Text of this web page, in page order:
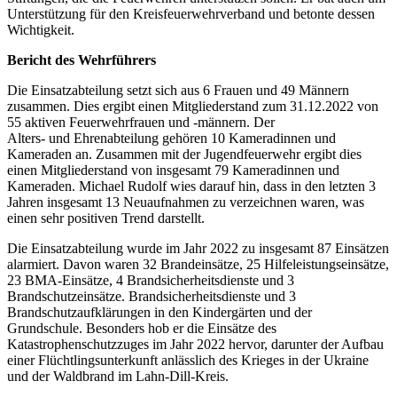
Unterstützung für den Kreisfeuerwehrverband und betonte dessen
Wichtigkeit.
Bericht des Wehrführers
Die Einsatzabteilung setzt sich aus 6 Frauen und 49 Männern
zusammen. Dies ergibt einen Mitgliederstand zum 31.12.2022 von
55 aktiven Feuerwehrfrauen und -männern. Der
Alters- und Ehrenabteilung gehören 10 Kameradinnen und
Kameraden an. Zusammen mit der Jugendfeuerwehr ergibt dies
einen Mitgliederstand von insgesamt 79 Kameradinnen und
Kameraden. Michael Rudolf wies darauf hin, dass in den letzten 3
Jahren insgesamt 13 Neuaufnahmen zu verzeichnen waren, was
einen sehr positiven Trend darstellt.
Die Einsatzabteilung wurde im Jahr 2022 zu insgesamt 87 Einsätzen
alarmiert. Davon waren 32 Brandeinsätze, 25 Hilfeleistungseinsätze,
23 BMA-Einsätze, 4 Brandsicherheitsdienste und 3
Brandschutzeinsätze. Brandsicherheitsdienste und 3
Brandschutzaufklärungen in den Kindergärten und der
Grundschule. Besonders hob er die Einsätze des
Katastrophenschutzzuges im Jahr 2022 hervor, darunter der Aufbau
einer Flüchtlingsunterkunft anlässlich des Krieges in der Ukraine
und der Waldbrand im Lahn-Dill-Kreis.